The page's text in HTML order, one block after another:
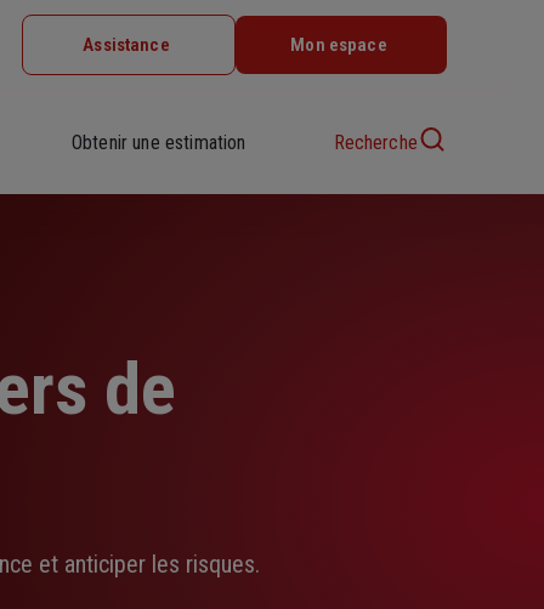
Assistance Mon espace
Obtenir une estimation Recherche
de
et anticiper les risques.